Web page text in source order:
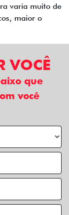
varia muito de
maior o
VOCÊ
que
você